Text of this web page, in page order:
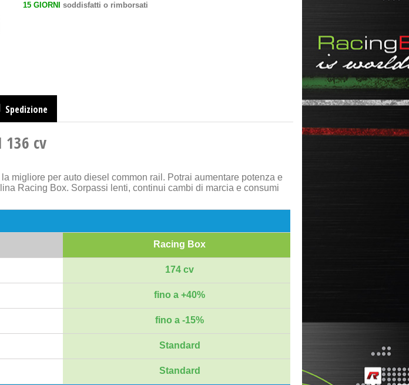
15 GIORNI
soddisfatti o rimborsati
Spedizione
136 cv
migliore per auto diesel common rail. Potrai aumentare potenza e
Racing Box. Sorpassi lenti, continui cambi di marcia e consumi
Racing Box
174 cv
fino a +40%
fino a -15%
Standard
Standard